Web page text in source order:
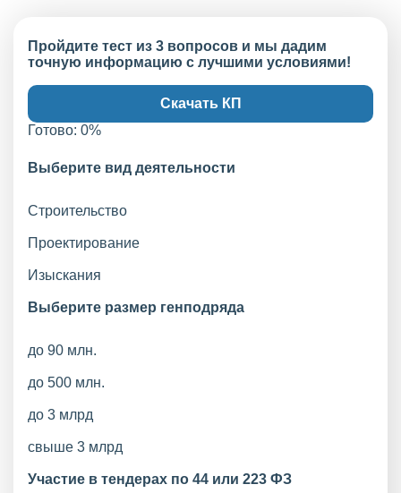
Пройдите тест из 3 вопросов и мы дадим
точную информацию с лучшими условиями!
Скачать КП
Готово: 0%
Выберите вид деятельности
Строительство
Проектирование
Изыскания
Выберите размер генподряда
до 90 млн.
до 500 млн.
до 3 млрд
свыше 3 млрд
Участие в тендерах по 44 или 223 ФЗ